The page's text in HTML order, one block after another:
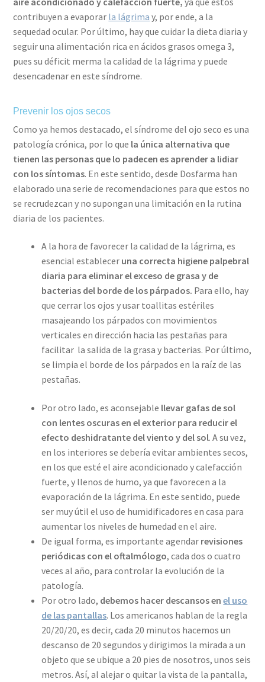
contribuyen a evaporar la lágrima y, por ende, a la
sequedad ocular. Por último, hay que cuidar la dieta diaria y
seguir una alimentación rica en ácidos grasos omega 3,
pues su déficit merma la calidad de la lágrima y puede
desencadenar en este síndrome.
Prevenir los ojos secos
Como ya hemos destacado, el síndrome del ojo seco es una
patología crónica, por lo que la única alternativa que
tienen las personas que lo padecen es aprender a lidiar
con los síntomas. En este sentido, desde Dosfarma han
elaborado una serie de recomendaciones para que estos no
se recrudezcan y no supongan una limitación en la rutina
diaria de los pacientes.
A la hora de favorecer la calidad de la lágrima, es
esencial establecer una correcta higiene palpebral
diaria para eliminar el exceso de grasa y de
bacterias del borde de los párpados. Para ello, hay
que cerrar los ojos y usar toallitas estériles
masajeando los párpados con movimientos
verticales en dirección hacia las pestañas para
facilitar la salida de la grasa y bacterias. Por último,
se limpia el borde de los párpados en la raíz de las
pestañas.
Por otro lado, es aconsejable llevar gafas de sol
con lentes oscuras en el exterior para reducir el
efecto deshidratante del viento y del sol. A su vez,
en los interiores se debería evitar ambientes secos,
en los que esté el aire acondicionado y calefacción
fuerte, y llenos de humo, ya que favorecen a la
evaporación de la lágrima. En este sentido, puede
ser muy útil el uso de humidificadores en casa para
aumentar los niveles de humedad en el aire.
De igual forma, es importante agendar revisiones
periódicas con el oftalmólogo, cada dos o cuatro
veces al año, para controlar la evolución de la
patología.
Por otro lado, debemos hacer descansos enel uso
de las pantallas. Los americanos hablan de la regla
20/20/20, es decir, cada 20 minutos hacemos un
descanso de 20 segundos y dirigimos la mirada a un
objeto que se ubique a 20 pies de nosotros, unos seis
metros. Así, al alejar o quitar la vista de la pantalla,